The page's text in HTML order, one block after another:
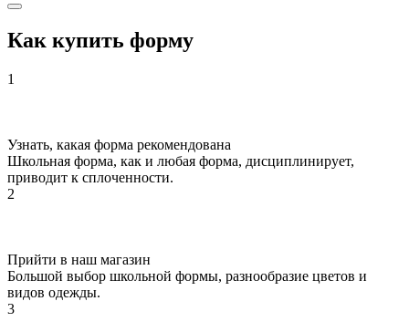
Как купить форму
1
Узнать, какая форма рекомендована
Школьная форма, как и любая форма, дисциплинирует,
приводит к сплоченности.
2
Прийти в наш магазин
Большой выбор школьной формы, разнообразие цветов и
видов одежды.
3